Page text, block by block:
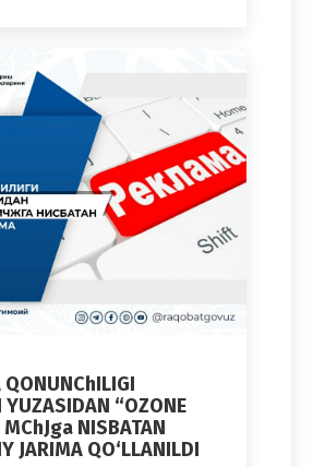
QONUNChILIGI
“OZONE
MChJga NISBATAN
JARIMA QO‘LLANILDI